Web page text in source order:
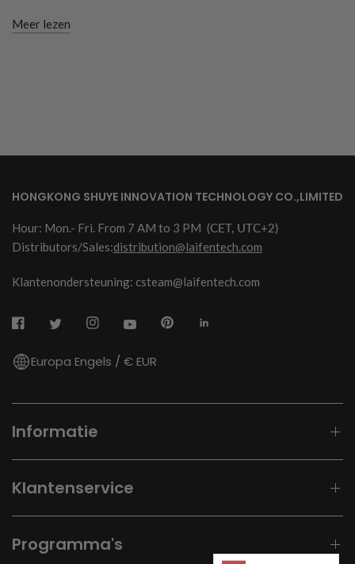
Meer lezen
HONGKONG SHUYE INNOVATION TECHNOLOGY CO.,LIMITED
Hour: Mon.- Fri. From 7 AM to 3 PM (CET, UTC+2)
Distributors/Sales:distribution@laifentech.com
Klantenondersteuning: csteam@laifentech.com
Europa Engels / € EUR
Informatie
Klantenservice
Programma's